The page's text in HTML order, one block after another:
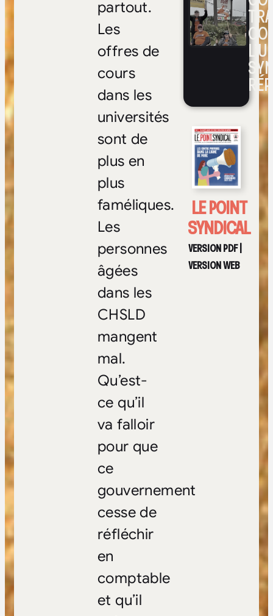
LE POINT
SYNDICAL
VERSION PDF|
VERSION WEB
partout.
Les
offres de
cours
dans les
universités
sont de
plus en
plus
faméliques.
Les
personnes
âgées
dans les
CHSLD
mangent
mal.
Qu’est-
ce qu’il
va falloir
pour que
ce
gouvernement
cesse de
réfléchir
en
comptable
et qu’il